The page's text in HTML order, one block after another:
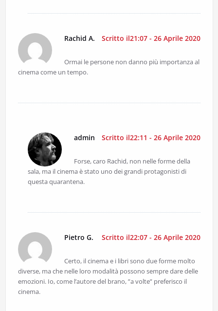
Rachid A. Scritto il21:07 - 26 Aprile 2020
Ormai le persone non danno più importanza al
cinema come un tempo.
admin Scritto il22:11 - 26 Aprile 2020
Forse, caro Rachid, non nelle forme della
sala, ma il cinema è stato uno dei grandi protagonisti di
questa quarantena.
Pietro G. Scritto il22:07 - 26 Aprile 2020
Certo, il cinema e i libri sono due forme molto
diverse, ma che nelle loro modalità possono sempre dare delle
emozioni. Io, come l’autore del brano, ”a volte” preferisco il
cinema.